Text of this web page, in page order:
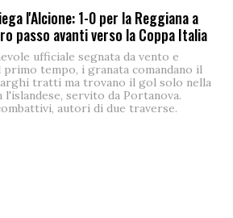
l'Alcione: 1-0 per la Reggiana a
passo avanti verso la Coppa Italia
ufficiale segnata da vento e
primo tempo, i granata comandano il
tratti ma trovano il gol solo nella
l'islandese, servito da Portanova.
autori di due traverse.